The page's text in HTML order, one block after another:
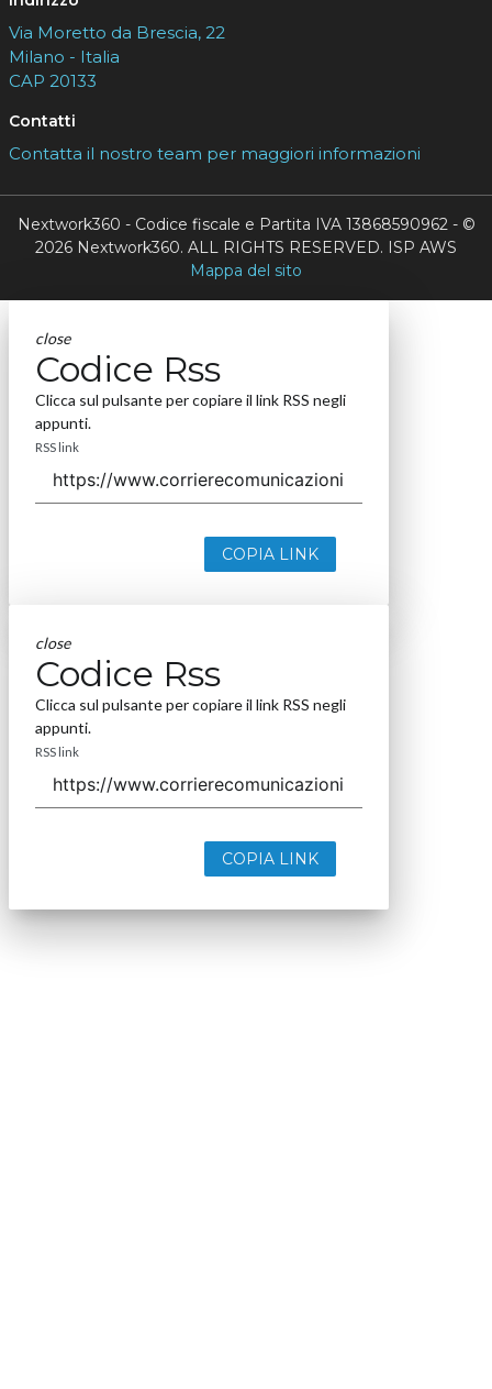
Via Moretto da Brescia, 22
Milano - Italia
CAP 20133
Contatti
Contatta il nostro team per maggiori informazioni
Nextwork360 - Codice fiscale e Partita IVA 13868590962 - ©
2026 Nextwork360. ALL RIGHTS RESERVED. ISP AWS
Mappa del sito
close
Codice Rss
Clicca sul pulsante per copiare il link RSS negli
appunti.
RSS link
COPIA LINK
close
Codice Rss
Clicca sul pulsante per copiare il link RSS negli
appunti.
RSS link
COPIA LINK